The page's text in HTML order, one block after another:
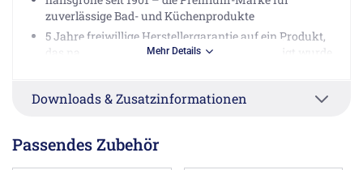
zuverlässige Bad- und Küchenprodukte
5 Jahre freiwillige Herstellergarantie auf ein Produkt,
das nach höchsten Qualitätsstandards gefertigt wurde
Herstellerinformationen
Hansgrohe Vertriebs GmbH, Auestr. 5-9, 77761 Schiltach
Mehr Details
Downloads & Zusatzinformationen
Passendes Zubehör